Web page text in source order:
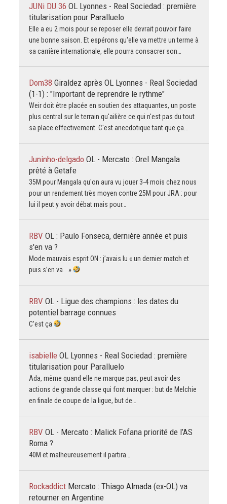
JUNi DU 36 OL Lyonnes - Real Sociedad : première
titularisation pour Paralluelo
Elle a eu 2 mois pour se reposer elle devrait pouvoir faire
une bonne saison. Et espérons qu'elle va mettre un terme à
sa carrière internationale, elle pourra consacrer son…
Dom38 Giraldez après OL Lyonnes - Real Sociedad
(1-1) : "Important de reprendre le rythme"
Weir doit être placée en soutien des attaquantes, un poste
plus central sur le terrain qu'ailière ce qui n'est pas du tout
sa place effectivement. C'est anecdotique tant que ça…
Juninho-delgado OL - Mercato : Orel Mangala
prêté à Getafe
35M pour Mangala qu'on aura vu jouer 3-4 mois chez nous
pour un rendement très moyen contre 25M pour JRA : pour
lui il peut y avoir débat mais pour…
RBV OL : Paulo Fonseca, dernière année et puis
s'en va ?
Mode mauvais esprit ON : j’avais lu « un dernier match et
puis s’en va… »
RBV OL - Ligue des champions : les dates du
potentiel barrage connues
C’est ça
isabielle OL Lyonnes - Real Sociedad : première
titularisation pour Paralluelo
Ada, même quand elle ne marque pas, peut avoir des
actions de grande classe qui font marquer : but de Melchie
en finale de coupe de la ligue, but de…
RBV OL - Mercato : Malick Fofana priorité de l’AS
Roma ?
40M et malheureusement il partira…
Rockaddict Mercato : Thiago Almada (ex-OL) va
retourner en Argentine